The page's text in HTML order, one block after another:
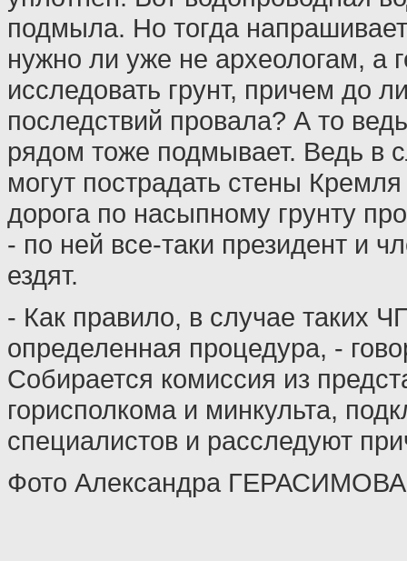
подмыла. Но тогда
нужно ли уже не археологам, а
исследовать грунт, причем до
последствий провала? А то
рядом тоже подмывает. Ведь в
могут пострадать стены
дорога по насыпному грунту
- по ней все-таки президент и
ездят.
- Как правило, в случае таких
определенная процедура, -
Собирается комиссия из
горисполкома и минкульта,
специалистов и расследуют
Фото Александра